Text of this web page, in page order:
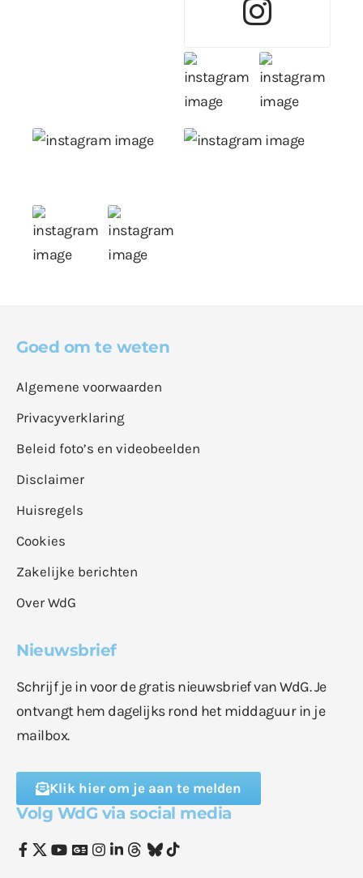
Goed om te weten
Algemene voorwaarden
Privacyverklaring
Beleid foto’s en videobeelden
Disclaimer
Huisregels
Cookies
Zakelijke berichten
Over WdG
Nieuwsbrief
Schrijf je in voor de gratis nieuwsbrief van WdG. Je
ontvangt hem dagelijks rond het middaguur in je
mailbox.
Klik hier om je aan te melden
Volg WdG via social media